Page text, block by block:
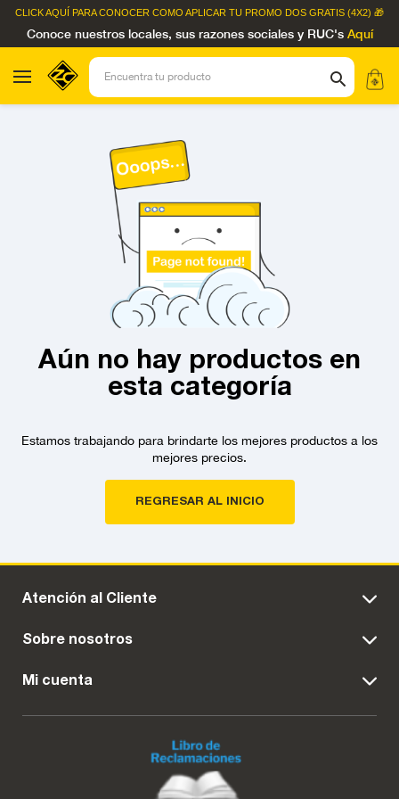
CLICK AQUÍ PARA CONOCER COMO APLICAR TU PROMO DOS GRATIS (4X2) 🎁
Conoce nuestros locales, sus razones sociales y RUC's Aquí
Aún no hay productos en
esta categoría
Estamos trabajando para brindarte los mejores productos a los
mejores precios.
REGRESAR AL INICIO
Atención al Cliente
Sobre nosotros
Mi cuenta